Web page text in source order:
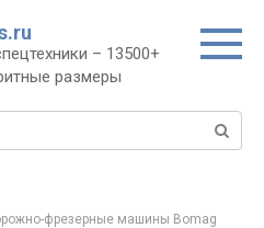
– 13500+
размеры
фрезерные машины Bomag